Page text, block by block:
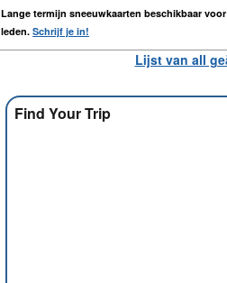
Lange termijn sneeuwkaarten beschikbaar voor
leden. Schrijf je in!
Lijst van all
Find Your Trip